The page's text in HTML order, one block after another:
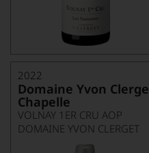
2022
Domaine Yvon
Chapelle
VOLNAY 1ER CRU AOP
DOMAINE YVON CLERGET